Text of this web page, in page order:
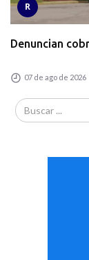
R
Denuncian
07 de ago de 2026